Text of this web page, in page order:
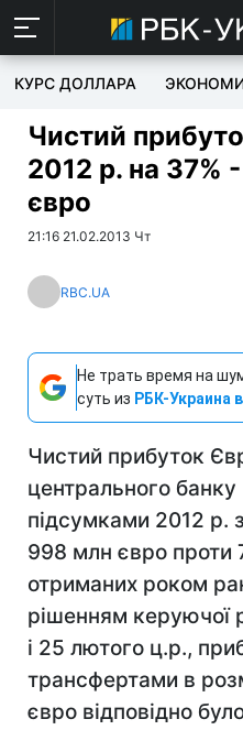
КУРС ДОЛЛАРА
Чистий
2012 р. на 37%
євро
21:16 21.02.2013 Чт
RBC.UA
Не трать время на
суть из РБК-Украина
Чистий прибуток
центрального
підсумками 2012 р.
998 млн євро проти
отриманих роком
рішенням керуючої
і 25 лютого ц.р.,
трансфертами в
євро відповідно